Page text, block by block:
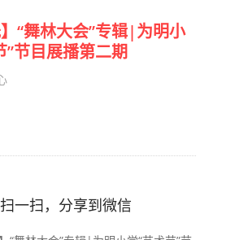
】“舞林大会”专辑|为明小
”节目展播第二期
扫一扫，分享到微信